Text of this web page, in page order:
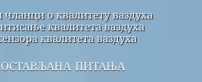
чланци о квалитету ваздуха
квалитета ваздуха
квалитета ваздуха
питања